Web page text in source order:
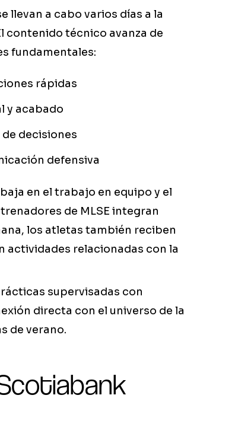
llevan a cabo varios días a la
contenido técnico avanza de
fundamentales:
rápidas
y acabado
decisiones
defensiva
en el trabajo en equipo y el
de MLSE integran
los atletas también reciben
actividades relacionadas con la
supervisadas con
directa con el universo de la
de verano.